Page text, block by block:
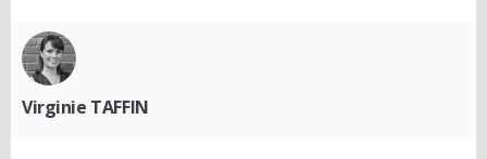
Virginie TAFFIN